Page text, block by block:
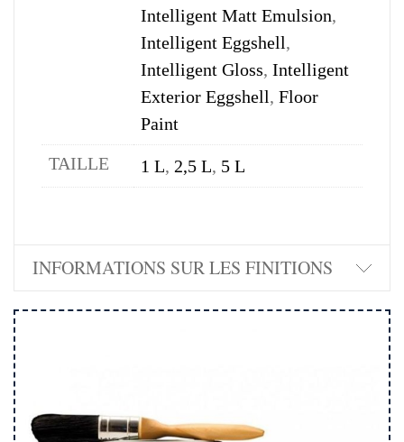
Intelligent Matt Emulsion,
Intelligent Eggshell,
Intelligent Gloss, Intelligent
Exterior Eggshell, Floor
Paint
TAILLE
1 L, 2,5 L, 5 L
INFORMATIONS SUR LES FINITIONS